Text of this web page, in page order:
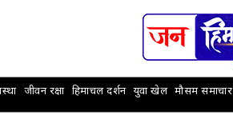
जीवन रक्षा हिमाचल दर्शन युवा खेल मौसम समाचार